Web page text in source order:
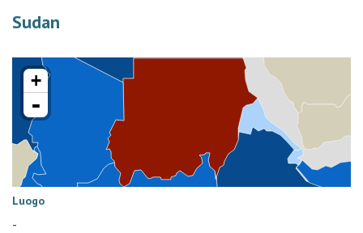
Sudan
+
-
Luogo
-